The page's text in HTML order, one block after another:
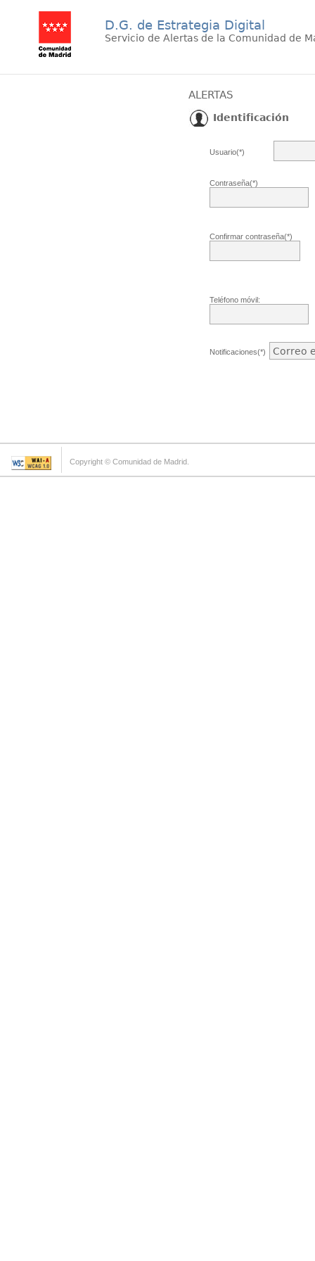
D.G. de Estrategia Digital
Servicio de Alertas de la Comunidad de
ALERTAS
Identificación
Usuario(*)
Contraseña(*)
Confirmar contraseña(*)
Teléfono móvil:
Notificaciones(*)
Copyright © Comunidad de Madrid.